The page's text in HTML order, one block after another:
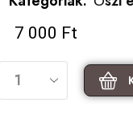
7 000 Ft